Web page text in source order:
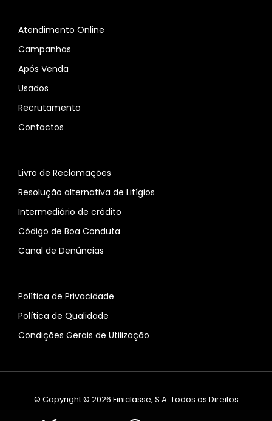
Atendimento Online
Campanhas
Após Venda
Usados
Recrutamento
Contactos
Livro de Reclamações
Resolução alternativa de Litígios
Intermediário de crédito
Código de Boa Conduta
Canal de Denúncias
Política de Privacidade
Política de Qualidade
Condições Gerais de Utilização
© Copyright © 2026 Finiclasse, S.A. Todos os Direitos
Reservados